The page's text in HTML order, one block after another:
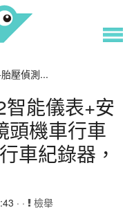
壓偵測...
能儀表+安
頭機車行車
車紀錄器，
· · 檢舉